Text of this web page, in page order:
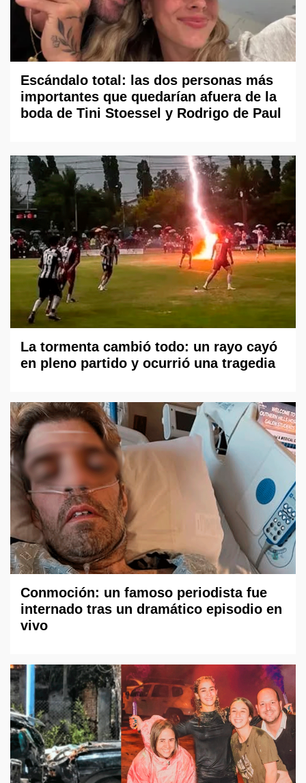
Escándalo total: las dos personas más
importantes que quedarían afuera de la
boda de Tini Stoessel y Rodrigo de Paul
La tormenta cambió todo: un rayo cayó
en pleno partido y ocurrió una tragedia
Conmoción: un famoso periodista fue
internado tras un dramático episodio en
vivo